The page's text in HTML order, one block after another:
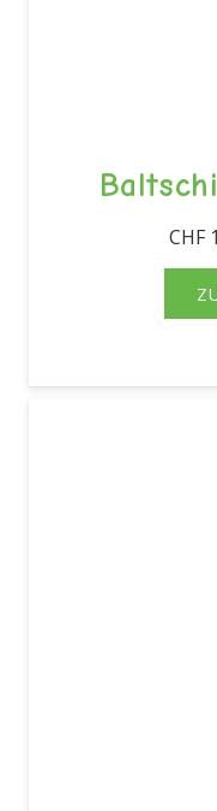
CHF